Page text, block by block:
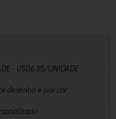
- USD6.85/UNIDADE
desenho e por cor